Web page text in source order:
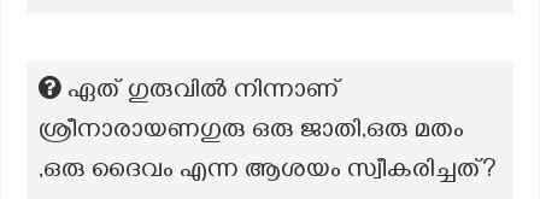
ഏത് ഗുരുവിൽ നിന്നാണ്
ശ്രീനാരായണഗുരു ഒരു ജാതി,ഒരു മതം
,ഒരു ദൈവം എന്ന ആശയം സ്വീകരിച്ചത്?